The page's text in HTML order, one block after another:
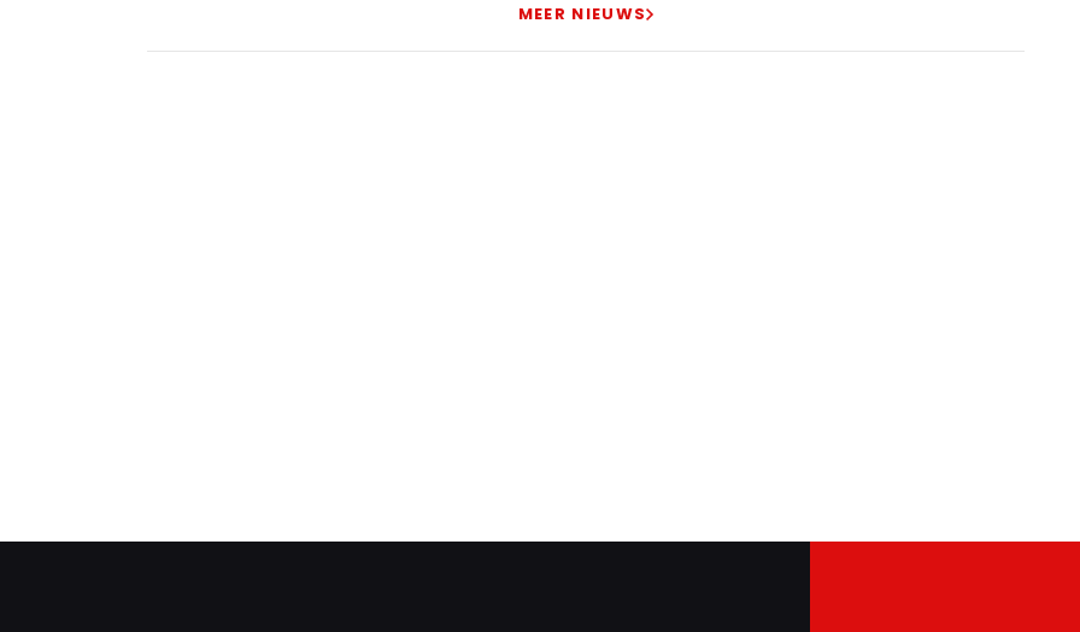
MEER NIEUWS